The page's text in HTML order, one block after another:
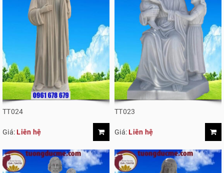
TT024
Giá:Liên hệ
TT023
Giá:Liên hệ